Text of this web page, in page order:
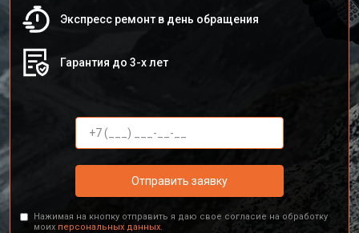
Экспресс ремонт в день обращения
Гарантия до 3-х лет
Отправить заявку
Нажимая на кнопку отправить я даю свое согласие на обработку
моих персональных данных.